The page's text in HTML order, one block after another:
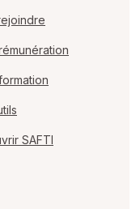
SAFTI